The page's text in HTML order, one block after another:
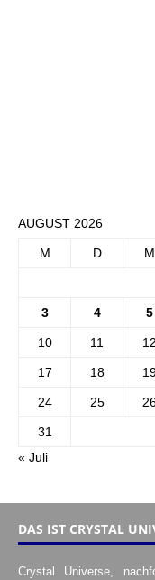
AUGUST 2026
M D M
3 4 5
10 11 12
17 18
24 25
31
« Juli
DAS IST CRYSTAL
Crystal Universe,